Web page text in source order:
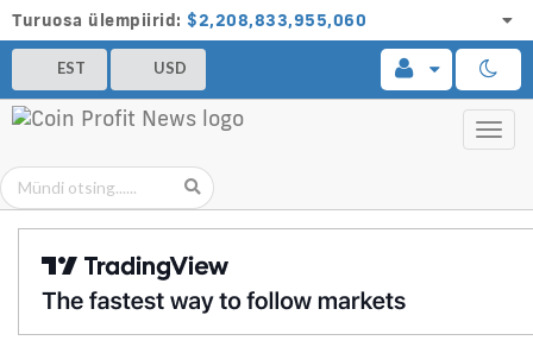
Turuosa ülempiirid: $2,208,833,955,060
EST USD